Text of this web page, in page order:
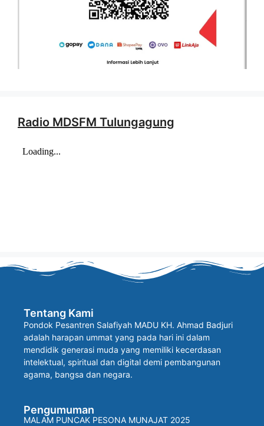
Radio MDSFM Tulungagung
Tentang Kami
Pondok Pesantren Salafiyah MADU KH. Ahmad Badjuri
adalah harapan ummat yang pada hari ini dalam
mendidik generasi muda yang memiliki kecerdasan
intelektual, spiritual dan digital demi pembangunan
agama, bangsa dan negara.
Pengumuman
MALAM PUNCAK PESONA MUNAJAT 2025